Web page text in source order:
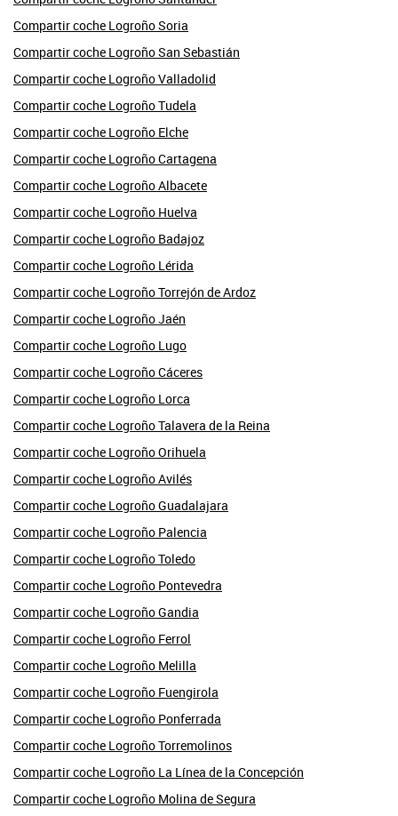
Compartir coche Logroño Soria
Compartir coche Logroño San Sebastián
Compartir coche Logroño Valladolid
Compartir coche Logroño Tudela
Compartir coche Logroño Elche
Compartir coche Logroño Cartagena
Compartir coche Logroño Albacete
Compartir coche Logroño Huelva
Compartir coche Logroño Badajoz
Compartir coche Logroño Lérida
Compartir coche Logroño Torrejón de Ardoz
Compartir coche Logroño Jaén
Compartir coche Logroño Lugo
Compartir coche Logroño Cáceres
Compartir coche Logroño Lorca
Compartir coche Logroño Talavera de la Reina
Compartir coche Logroño Orihuela
Compartir coche Logroño Avilés
Compartir coche Logroño Guadalajara
Compartir coche Logroño Palencia
Compartir coche Logroño Toledo
Compartir coche Logroño Pontevedra
Compartir coche Logroño Gandia
Compartir coche Logroño Ferrol
Compartir coche Logroño Melilla
Compartir coche Logroño Fuengirola
Compartir coche Logroño Ponferrada
Compartir coche Logroño Torremolinos
Compartir coche Logroño La Línea de la Concepción
Compartir coche Logroño Molina de Segura